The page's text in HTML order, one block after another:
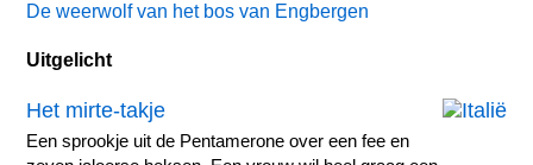
De weerwolf van het bos van Engbergen
Uitgelicht
Het mirte-takje
Een sprookje uit de Pentamerone over een fee en